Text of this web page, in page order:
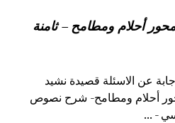
أحلام ومطامح – ثامنة
عن الاسئلة قصيدة نشيد
5 الخامس محور أحلام ومطامح- شرح نصوص